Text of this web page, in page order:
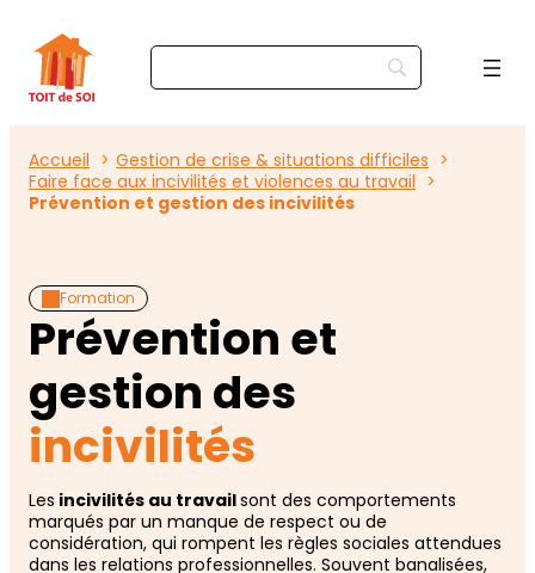
Accueil
Gestion de crise & situations difficiles
Faire face aux incivilités et violences au travail
Prévention et gestion des incivilités
Formation
Prévention et
gestion des
incivilités
Les incivilités au travailsont des comportements
marqués par un manque de respect ou de
considération, qui rompent les règles sociales attendues
dans les relations professionnelles. Souvent banalisées,